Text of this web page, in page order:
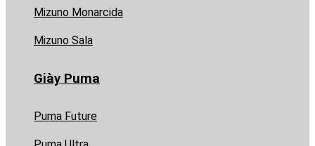
Mizuno Monarcida
Mizuno Sala
Giày Puma
Puma Future